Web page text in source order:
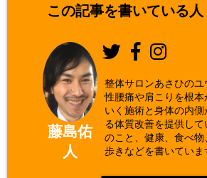
この記事を書いている人
藤島佑
人
整体サロンあさひのユ
性腰痛や肩こりを根本
いく施術と身体の内
る体質改善を提供し
のこと、健康、食べ
歩きなどを書いていま